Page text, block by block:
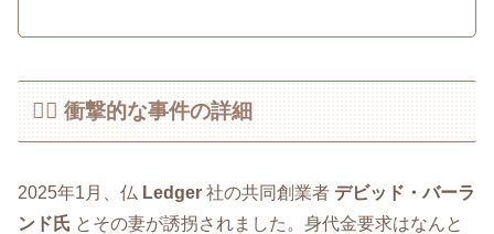
🕵️‍♂️ 衝撃的な事件の詳細
2025年1月、仏 Ledger 社の共同創業者 デビッド・バーラ
ンド氏 とその妻が誘拐されました。身代金要求はなんと